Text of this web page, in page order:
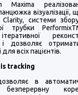
візуалізації,
системи
трубки
і дозволяє
всіх пацієнтів.
tracking
в